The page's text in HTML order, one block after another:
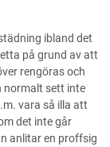
ibland det
på grund av att
rengöras och
normalt sett inte
vara så illa att
det inte går
anlitar en proffsig